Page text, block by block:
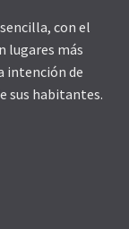
con el
lugares más
intención de
sus habitantes.